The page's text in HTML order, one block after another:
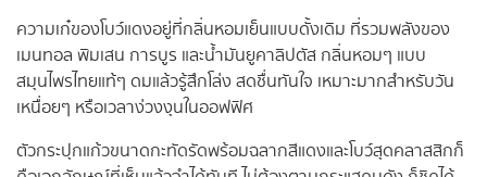
ความเก๋ของโบว์แดงอยู่ที่กลิ่นหอมเย็นแบบดั้งเดิม ที่รวมพลังของ
เมนทอล พิมเสน การบูร และน้ำมันยูคาลิปตัส กลิ่นหอมๆ แบบ
สมุนไพรไทยแท้ๆ ดมแล้วรู้สึกโล่ง สดชื่นทันใจ เหมาะมากสำหรับวัน
เหนื่อยๆ หรือเวลาง่วงงุนในออฟฟิศ
ตัวกระปุกแก้วขนาดกะทัดรัดพร้อมฉลากสีแดงและโบว์สุดคลาสสิกก็